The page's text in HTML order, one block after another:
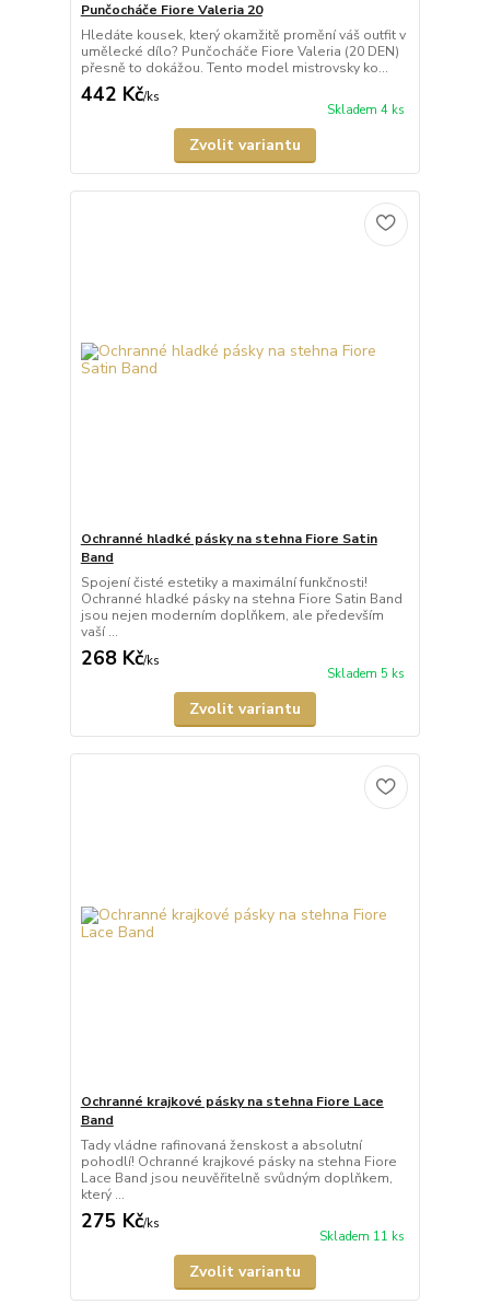
Punčocháče Fiore Valeria 20
Hledáte kousek, který okamžitě promění váš outfit v
umělecké dílo? Punčocháče Fiore Valeria (20 DEN)
přesně to dokážou. Tento model mistrovsky ko...
442 Kč/ks
Skladem 4 ks
Zvolit variantu
Ochranné hladké pásky na stehna Fiore Satin
Band
Spojení čisté estetiky a maximální funkčnosti!
Ochranné hladké pásky na stehna Fiore Satin Band
jsou nejen moderním doplňkem, ale především
vaší ...
268 Kč/ks
Skladem 5 ks
Zvolit variantu
Ochranné krajkové pásky na stehna Fiore Lace
Band
Tady vládne rafinovaná ženskost a absolutní
pohodlí! Ochranné krajkové pásky na stehna Fiore
Lace Band jsou neuvěřitelně svůdným doplňkem,
který ...
275 Kč/ks
Skladem 11 ks
Zvolit variantu